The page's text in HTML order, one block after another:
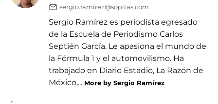
sergio.ramirez@sopitas.com
Sergio Ramírez es periodista egresado
de la Escuela de Periodismo Carlos
Septién García. Le apasiona el mundo de
la Fórmula 1 y el automovilismo. Ha
trabajado en Diario Estadio, La Razón de
México,... More by Sergio Ramírez